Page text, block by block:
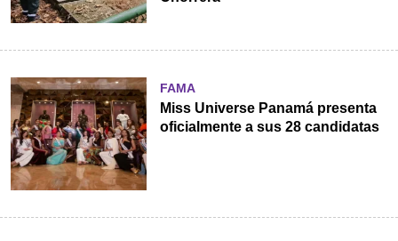
FAMA
Miss Universe Panamá presenta
oficialmente a sus 28 candidatas